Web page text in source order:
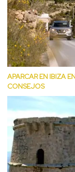
APARCAR EN IBIZA
CONSEJOS